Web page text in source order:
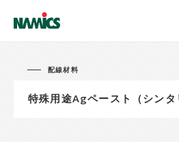
配線材料
特殊用途Agペースト（シンタ